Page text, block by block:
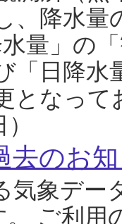
、降水
水量」の
「日降
となっ
去のお
象デー
ご利用